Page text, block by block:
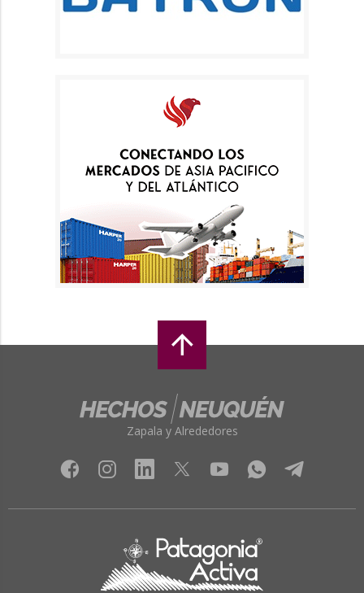
Zapala y Alrededores